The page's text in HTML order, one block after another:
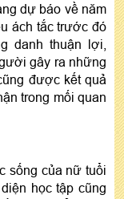
dự báo về năm
ách tắc trước đó
danh thuận lợi,
gây ra những
được kết quả
trong mối quan
sống của nữ tuổi
học tập cũng